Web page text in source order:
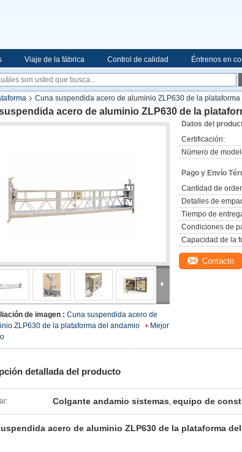
Viaje de la fábrica Control de calidad Éntrenos en
Cuna suspendida acero de aluminio ZLP630 de la
acero de aluminio ZLP630 de la
de imagen : Cuna suspendida acero de
ZLP630 de la plataforma del andamio
Mejor
Datos del
Certificación:
Número de
Pago y Envío
Cantidad de
Detalles de
Tiempo de
Condiciones de
Capacidad de la
Contacto
detallada del producto
Colgante andamio sistemas, equipo de
acero de aluminio ZLP630 de la plataforma